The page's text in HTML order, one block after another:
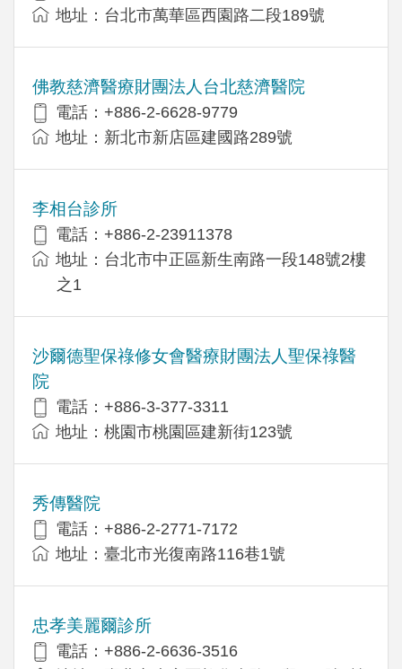
地址：台北市萬華區西園路二段189號
佛教慈濟醫療財團法人台北慈濟醫院
電話：+886-2-6628-9779
地址：新北市新店區建國路289號
李相台診所
電話：+886-2-23911378
地址：台北市中正區新生南路一段148號2樓
之1
沙爾德聖保祿修女會醫療財團法人聖保祿醫
院
電話：+886-3-377-3311
地址：桃園市桃園區建新街123號
秀傳醫院
電話：+886-2-2771-7172
地址：臺北市光復南路116巷1號
忠孝美麗爾診所
電話：+886-2-6636-3516